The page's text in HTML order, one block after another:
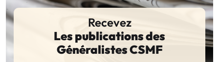
Recevez
Les publications des
Généralistes CSMF